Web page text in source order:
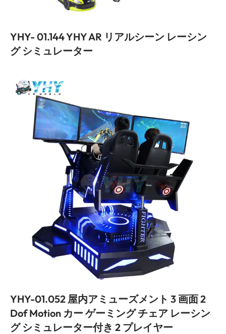
YHY- 01.144 YHY AR リアルシーン レーシン
グ シミュレーター
YHY-01.052 屋内アミューズメント 3 画面 2
Dof Motion カー ゲーミング チェア レーシン
グ シミュレーター付き 2 プレイヤー